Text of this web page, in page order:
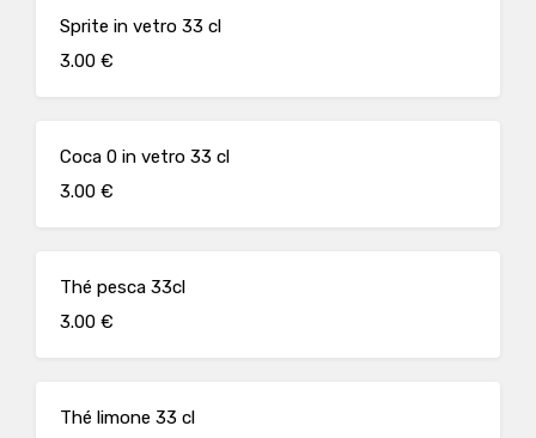
Sprite in vetro 33 cl
3.00 €
Coca 0 in vetro 33 cl
3.00 €
Thé pesca 33cl
3.00 €
Thé limone 33 cl